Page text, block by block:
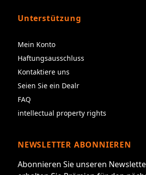
Unterstützung
Mein Konto
Haftungsausschluss
Kontaktiere uns
Seien Sie ein Dealr
FAQ
intellectual property rights
NEWSLETTER ABONNIEREN
Abonnieren Sie unseren